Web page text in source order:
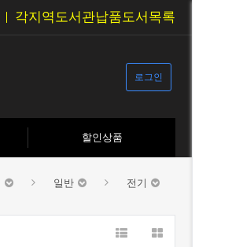
각지역도서관납품도서목록
로그인
할인상품
일반 전기